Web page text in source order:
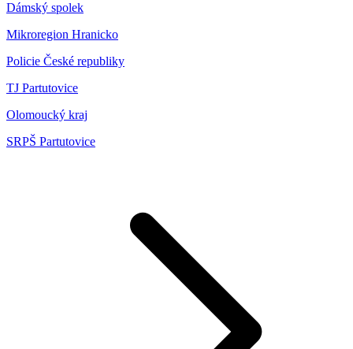
Dámský spolek
Mikroregion Hranicko
Policie České republiky
TJ Partutovice
Olomoucký kraj
SRPŠ Partutovice